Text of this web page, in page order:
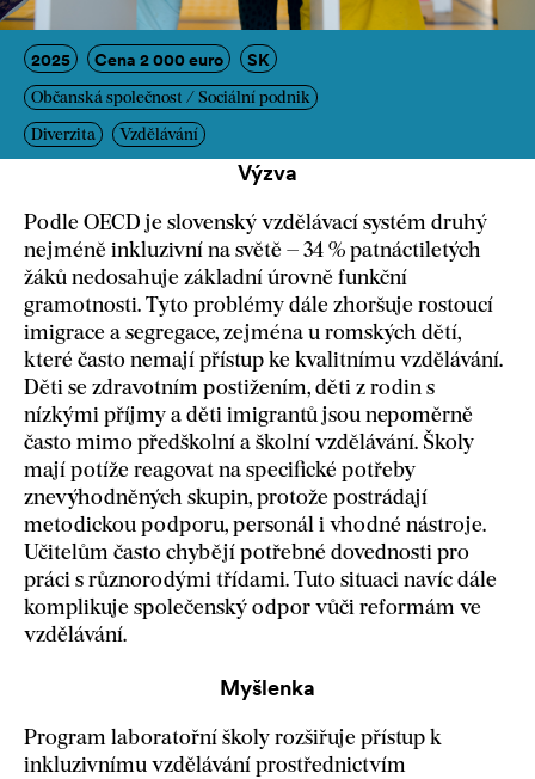
2025 Cena 2 000 euro SK
Občanská společnost / Sociální podnik
Diverzita Vzdělávání
Výzva
Podle OECD je slovenský vzdělávací systém druhý
nejméně inkluzivní na světě – 34 % patnáctiletých
žáků nedosahuje základní úrovně funkční
gramotnosti. Tyto problémy dále zhoršuje rostoucí
imigrace a segregace, zejména u romských dětí,
které často nemají přístup ke kvalitnímu vzdělávání.
Děti se zdravotním postižením, děti z rodin s
nízkými příjmy a děti imigrantů jsou nepoměrně
často mimo předškolní a školní vzdělávání. Školy
mají potíže reagovat na specifické potřeby
znevýhodněných skupin, protože postrádají
metodickou podporu, personál i vhodné nástroje.
Učitelům často chybějí potřebné dovednosti pro
práci s různorodými třídami. Tuto situaci navíc dále
komplikuje společenský odpor vůči reformám ve
vzdělávání.
Myšlenka
Program laboratořní školy rozšiřuje přístup k
inkluzivnímu vzdělávání prostřednictvím